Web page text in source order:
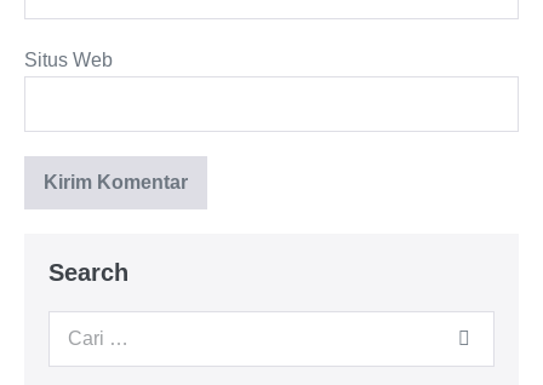
Situs Web
Search